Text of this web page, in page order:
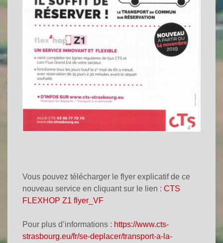
Vous pouvez télécharger le flyer explicatif de ce
nouveau service en cliquant sur le lien : CTS
FLEXHOP Z1 flyer_VF
Pour plus d’informations : https://www.cts-
strasbourg.eu/fr/se-deplacer/transport-a-la-